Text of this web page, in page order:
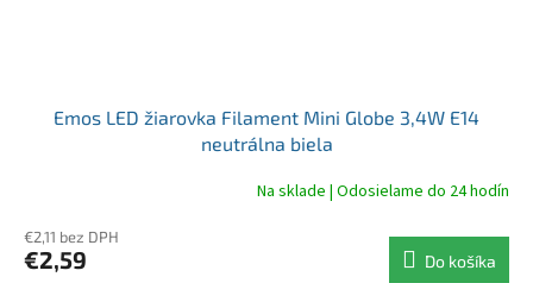
Emos LED žiarovka Filament Mini Globe 3,4W E14
neutrálna biela
Na sklade | Odosielame do 24 hodín
€2,11 bez DPH
€2,59 Do košíka